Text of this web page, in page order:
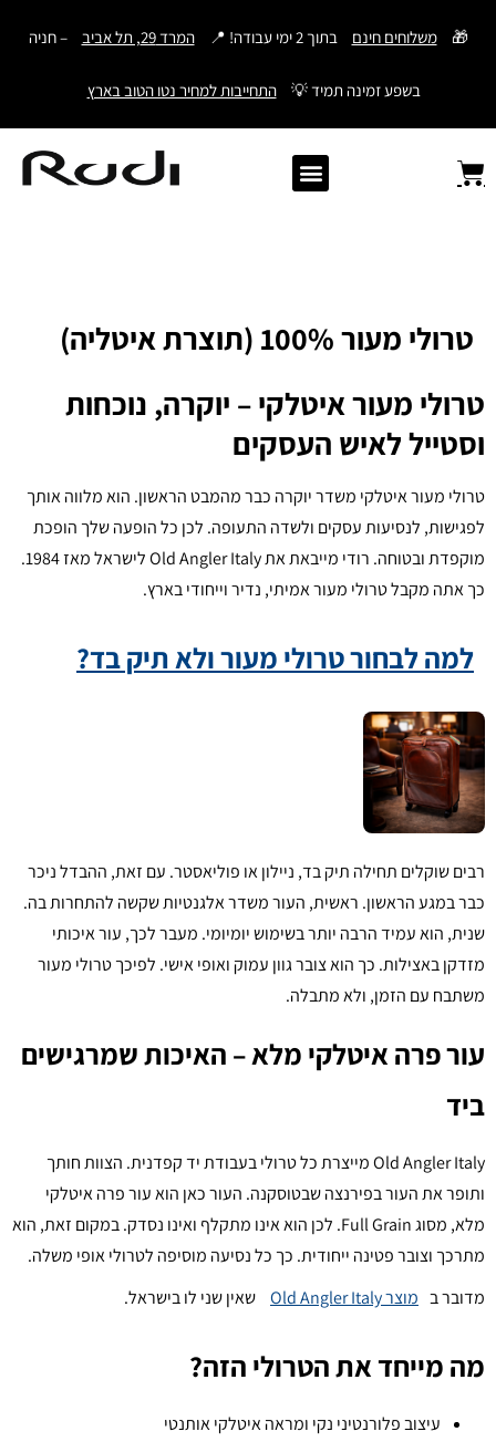
דילוג
🎁 משלוחים חינם בתוך 2 ימי עבודה! 📍 המרד 29, תל אביב – חניה
בשפע זמינה תמיד 💡 התחייבות למחיר נטו הטוב בארץ
טרולי מעור 100% (תוצרת איטליה)
טרולי מעור איטלקי – יוקרה, נוכחות
וסטייל לאיש העסקים
טרולי מעור איטלקי משדר יוקרה כבר מהמבט הראשון. הוא מלווה אותך
לפגישות, לנסיעות עסקים ולשדה התעופה. לכן כל הופעה שלך הופכת
מוקפדת ובטוחה. רודי מייבאת את Old Angler Italy לישראל מאז 1984.
כך אתה מקבל טרולי מעור אמיתי, נדיר וייחודי בארץ.
למה לבחור טרולי מעור ולא תיק בד?
רבים שוקלים תחילה תיק בד, ניילון או פוליאסטר. עם זאת, ההבדל ניכר
כבר במגע הראשון. ראשית, העור משדר אלגנטיות שקשה להתחרות בה.
שנית, הוא עמיד הרבה יותר בשימוש יומיומי. מעבר לכך, עור איכותי
מזדקן באצילות. כך הוא צובר גוון עמוק ואופי אישי. לפיכך טרולי מעור
משתבח עם הזמן, ולא מתבלה.
עור פרה איטלקי מלא – האיכות שמרגישים
ביד
Old Angler Italy מייצרת כל טרולי בעבודת יד קפדנית. הצוות חותך
ותופר את העור בפירנצה שבטוסקנה. העור כאן הוא עור פרה איטלקי
מלא, מסוג Full Grain. לכן הוא אינו מתקלף ואינו נסדק. במקום זאת, הוא
מתרכך וצובר פטינה ייחודית. כך כל נסיעה מוסיפה לטרולי אופי משלה.
מדובר ב מוצר Old Angler Italy שאין שני לו בישראל.
מה מייחד את הטרולי הזה?
עיצוב פלורנטיני נקי ומראה איטלקי אותנטי